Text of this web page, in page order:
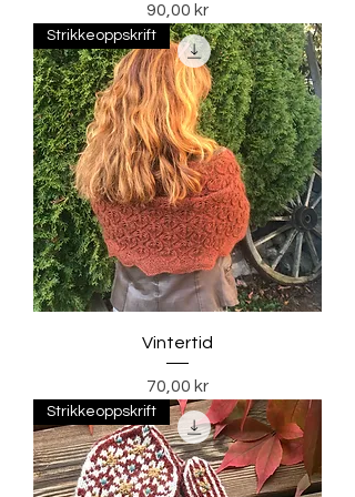
Pris
90,00 kr
Strikkeoppskrift
Vintertid
Pris
70,00 kr
Strikkeoppskrift